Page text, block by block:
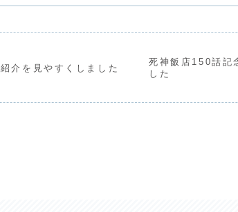
介を見やすくしました
死神飯店150話記
した